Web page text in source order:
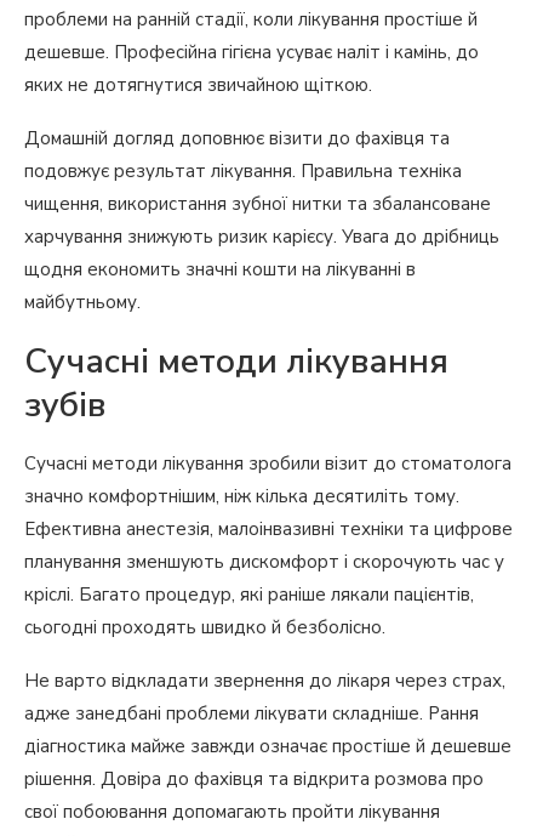
проблеми на ранній стадії, коли лікування простіше й
дешевше. Професійна гігієна усуває наліт і камінь, до
яких не дотягнутися звичайною щіткою.
Домашній догляд доповнює візити до фахівця та
подовжує результат лікування. Правильна техніка
чищення, використання зубної нитки та збалансоване
харчування знижують ризик карієсу. Увага до дрібниць
щодня економить значні кошти на лікуванні в
майбутньому.
Сучасні методи лікування
зубів
Сучасні методи лікування зробили візит до стоматолога
значно комфортнішим, ніж кілька десятиліть тому.
Ефективна анестезія, малоінвазивні техніки та цифрове
планування зменшують дискомфорт і скорочують час у
кріслі. Багато процедур, які раніше лякали пацієнтів,
сьогодні проходять швидко й безболісно.
Не варто відкладати звернення до лікаря через страх,
адже занедбані проблеми лікувати складніше. Рання
діагностика майже завжди означає простіше й дешевше
рішення. Довіра до фахівця та відкрита розмова про
свої побоювання допомагають пройти лікування